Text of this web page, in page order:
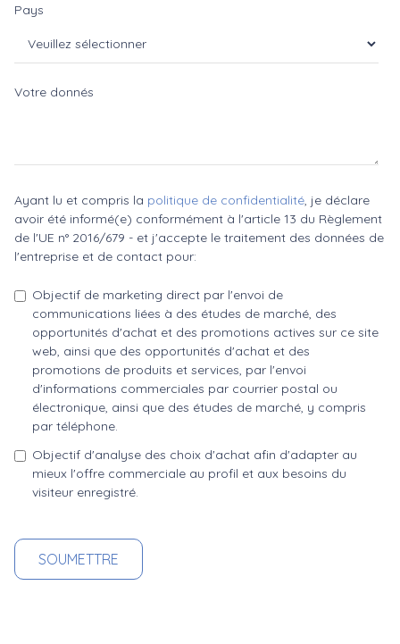
Pays
Votre donnés
Ayant lu et compris la politique de confidentialité, je déclare
avoir été informé(e) conformément à l'article 13 du Règlement
de l'UE n° 2016/679 - et j'accepte le traitement des données de
l'entreprise et de contact pour:
Objectif de marketing direct par l'envoi de
communications liées à des études de marché, des
opportunités d'achat et des promotions actives sur ce site
web, ainsi que des opportunités d'achat et des
promotions de produits et services, par l'envoi
d'informations commerciales par courrier postal ou
électronique, ainsi que des études de marché, y compris
par téléphone.
Objectif d'analyse des choix d'achat afin d'adapter au
mieux l'offre commerciale au profil et aux besoins du
visiteur enregistré.